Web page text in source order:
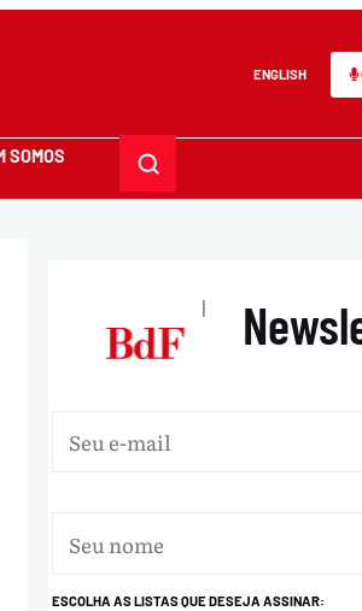
ENGLISH
SOMOS
|
ESCOLHA AS LISTAS QUE DESEJA ASSINAR: